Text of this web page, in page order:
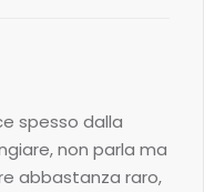
spesso dalla
non parla ma
abbastanza raro,